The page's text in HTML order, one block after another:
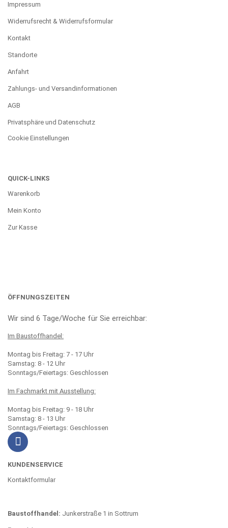
Impressum
Widerrufsrecht & Widerrufsformular
Kontakt
Standorte
Anfahrt
Zahlungs- und Versandinformationen
AGB
Privatsphäre und Datenschutz
Cookie Einstellungen
QUICK-LINKS
Warenkorb
Mein Konto
Zur Kasse
ÖFFNUNGSZEITEN
Wir sind 6 Tage/Woche für Sie erreichbar:
Im Baustoffhandel:
Montag bis Freitag: 7 - 17 Uhr
Samstag: 8 - 12 Uhr
Sonntags/Feiertags: Geschlossen
Im Fachmarkt mit Ausstellung:
Montag bis Freitag: 9 - 18 Uhr
Samstag: 8 - 13 Uhr
Sonntags/Feiertags: Geschlossen
KUNDENSERVICE
Kontaktformular
Baustoffhandel: Junkerstraße 1 in Sottrum